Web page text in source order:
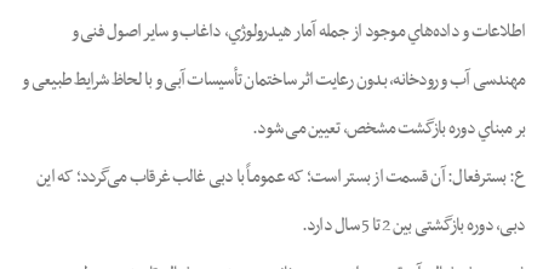
اﻃﻼﻋﺎت و دادهﻫﺎي موﺟﻮد از ﺟﻤﻠﻪ آﻣﺎر ﻫﯿﺪروﻟﻮژي، داﻏﺎب و ﺳﺎﯾﺮ اﺻﻮل ﻓﻨﯽ و
ﻣﻬﻨﺪﺳﯽ آب و رودﺧﺎﻧﻪ، ﺑﺪون رﻋﺎﯾﺖ اﺛﺮ ﺳﺎﺧﺘﻤﺎن ﺗﺄﺳﯿﺴﺎت آﺑﯽ و ﺑﺎ ﻟﺤﺎظ ﺷﺮاﯾﻂ ﻃﺒﯿﻌﯽ و
ﺑﺮ ﻣﺒﻨﺎي دوره ﺑﺎزﮔﺸﺖ ﻣﺸﺨﺺ، ﺗﻌﯿﯿﻦ ﻣﯽ ﺷﻮد.
ع: ﺑﺴﺘﺮﻓﻌﺎل: آن ﻗﺴﻤﺖ از ﺑﺴﺘﺮ اﺳﺖ؛ ﮐﻪ ﻋﻤﻮﻣـﺎً ﺑﺎ دﺑﯽ ﻏﺎﻟﺐ ﻏﺮﻗﺎب ﻣﯽﮔﺮدد؛ ﮐﻪ اﯾﻦ
دﺑﯽ، دوره ﺑﺎزﮔﺸﺘﯽ ﺑﯿﻦ 2 ﺗﺎ 5 ﺳﺎل دارد.